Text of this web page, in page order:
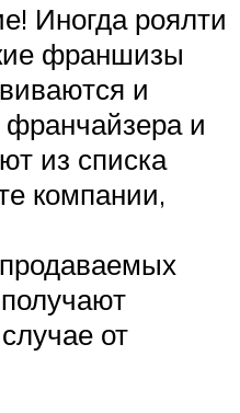
Иногда роялти
франшизы
и
франчайзера и
из списка
компании,
от